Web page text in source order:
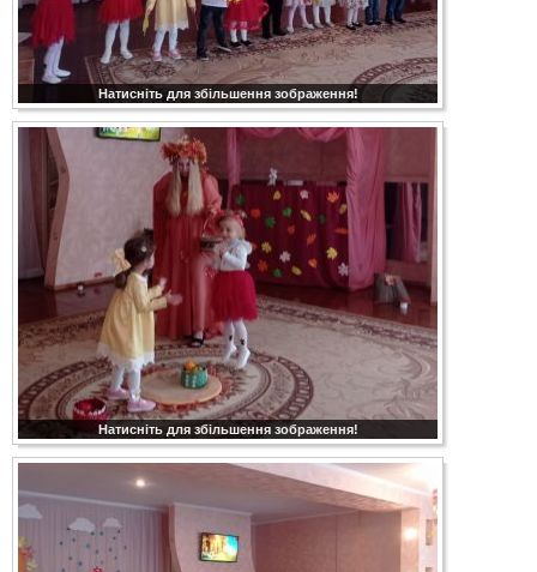
Натисніть для збільшення зображення!
Натисніть для збільшення зображення!